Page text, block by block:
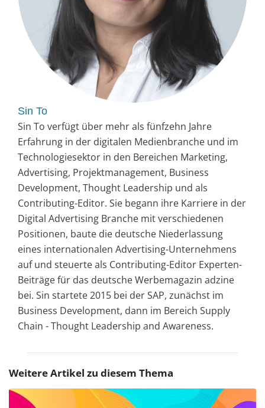
Sin To
Sin To verfügt über mehr als fünfzehn Jahre
Erfahrung in der digitalen Medienbranche und im
Technologiesektor in den Bereichen Marketing,
Advertising, Projektmanagement, Business
Development, Thought Leadership und als
Contributing-Editor. Sie begann ihre Karriere in der
Digital Advertising Branche mit verschiedenen
Positionen, baute die deutsche Niederlassung
eines internationalen Advertising-Unternehmens
auf und steuerte als Contributing-Editor Experten-
Beiträge für das deutsche Werbemagazin adzine
bei. Sin startete 2015 bei der SAP, zunächst im
Business Development, dann im Bereich Supply
Chain - Thought Leadership and Awareness.
Weitere Artikel zu diesem Thema